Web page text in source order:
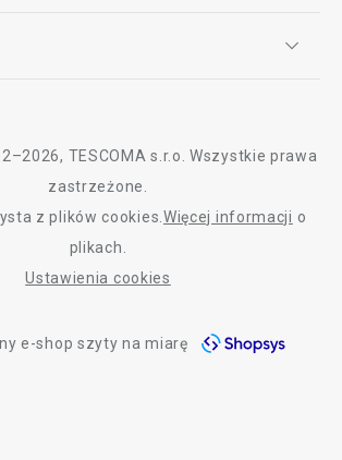
i sprzątanie
spędzany na świeżym powietrzu
płatności
produktów
TESCOMA s.r.o. Wszystkie prawa
zastrzeżone.
z plików cookies. Więcej informacji o
plikach.
Ustawienia cookies
e-shop szyty na miarę